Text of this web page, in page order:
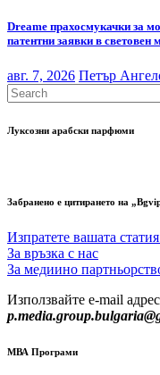
Dreame прахосмукачки за
патентни заявки в световен
авг. 7, 2026 Петър
Луксозни арабски парфюми
Забранено е цитирането на
Изпратете вашата статия
За връзка с нас
За медиино
Използвайте e-mail
МВА Програми